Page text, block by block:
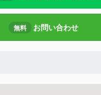
無料 お問い合わせ